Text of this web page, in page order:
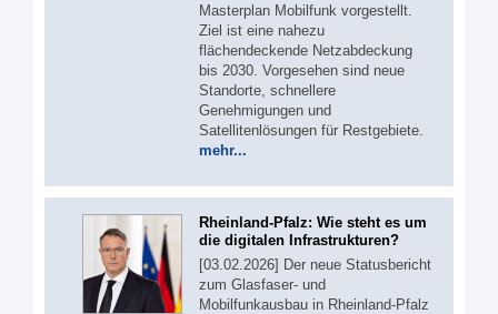
Masterplan Mobilfunk vorgestellt.
Ziel ist eine nahezu
flächendeckende Netzabdeckung
bis 2030. Vorgesehen sind neue
Standorte, schnellere
Genehmigungen und
Satellitenlösungen für Restgebiete.
mehr...
Rheinland-Pfalz: Wie steht es um
die digitalen Infrastrukturen?
[03.02.2026] Der neue Statusbericht
zum Glasfaser- und
Mobilfunkausbau in Rheinland-Pfalz